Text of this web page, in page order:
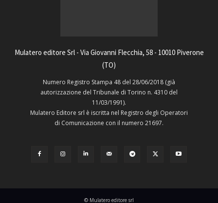
Mulatero editore Srl - Via Giovanni Flecchia, 58 - 10010 Piverone
(TO)
Numero Registro Stampa 48 del 28/06/2018 (già
autorizzazione del Tribunale di Torino n. 4310 del
11/03/1991).
Mulatero Editore srl è iscritta nel Registro degli Operatori
di Comunicazione con il numero 21697.
© Mulatero editore srl